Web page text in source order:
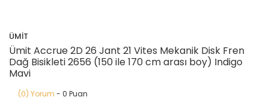
ÜMİT
Ümit Accrue 2D 26 Jant 21 Vites Mekanik Disk Fren
Dağ Bisikleti 2656 (150 ile 170 cm arası boy) Indigo
Mavi
(0) Yorum - 0 Puan